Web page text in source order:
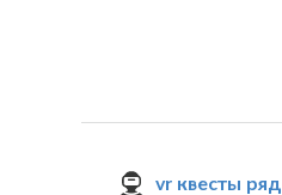
vr квесты